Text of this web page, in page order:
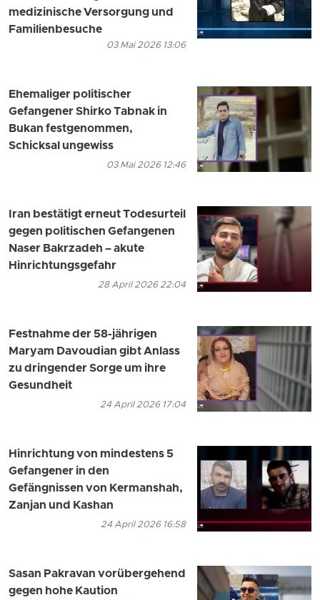
medizinische Versorgung und
Familienbesuche
03 Mai 2026 13:06
Ehemaliger politischer
Gefangener Shirko Tabnak in
Bukan festgenommen,
Schicksal ungewiss
03 Mai 2026 12:46
Iran bestätigt erneut Todesurteil
gegen politischen Gefangenen
Naser Bakrzadeh – akute
Hinrichtungsgefahr
28 April 2026 22:04
Festnahme der 58-jährigen
Maryam Davoudian gibt Anlass
zu dringender Sorge um ihre
Gesundheit
24 April 2026 17:04
Hinrichtung von mindestens 5
Gefangener in den
Gefängnissen von Kermanshah,
Zanjan und Kashan
24 April 2026 16:58
Sasan Pakravan vorübergehend
gegen hohe Kaution